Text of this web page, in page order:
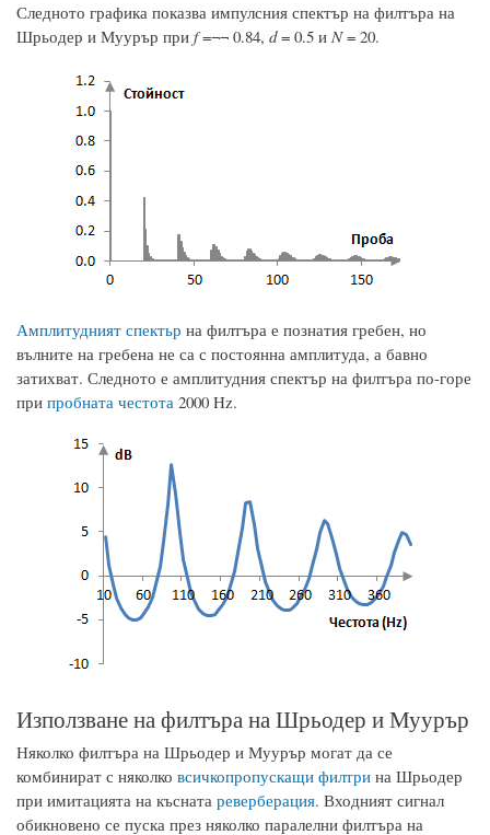
Следното графика показва импулсния спектър на филтъра на
Шрьодер и Муурър при f=¬¬ 0.84, d= 0.5 и N= 20.
Амплитудният спектьр на филтъра е познатия гребен, но
вълните на гребена не са с постоянна амплитуда, а бавно
затихват. Следното е амплитудния спектър на филтъра по-горе
при пробната честота 2000 Hz.
Използване на филтъра на Шрьодер и Муурър
Няколко филтъра на Шрьодер и Муурър могат да се
комбинират с няколко всичкопропускащи филтри на Шрьодер
при имитацията на късната реверберация. Входният сигнал
обикновено се пуска през няколко паралелни филтъра на